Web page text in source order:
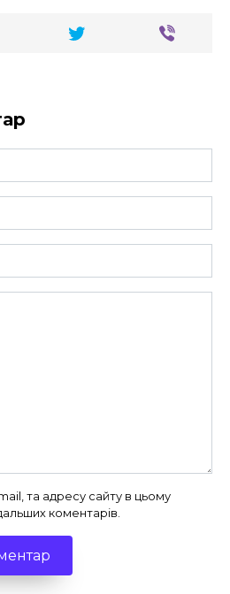
та адресу сайту в цьому
коментарів.